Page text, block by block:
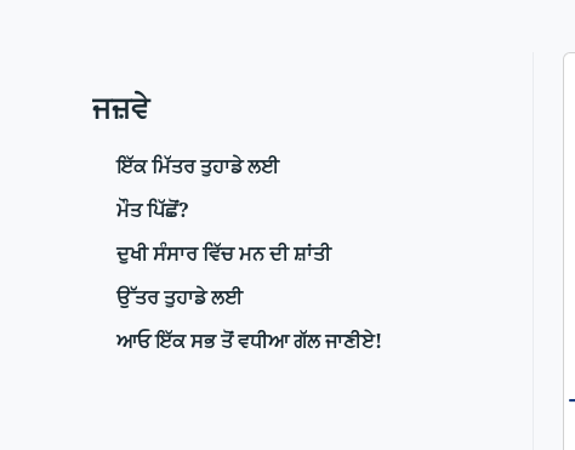
ਜਜ਼ਵੇ
ਇੱਕ ਮਿੱਤਰ ਤੁਹਾਡੇ ਲਈ
ਮੌਤ ਪਿੱਛੋਂ?
ਦੁਖੀ ਸੰਸਾਰ ਵਿੱਚ ਮਨ ਦੀ ਸ਼ਾਂਤੀ
ਉੱਤਰ ਤੁਹਾਡੇ ਲਈ
ਆਓ ਇੱਕ ਸਭ ਤੋਂ ਵਧੀਆ ਗੱਲ ਜਾਣੀਏ!